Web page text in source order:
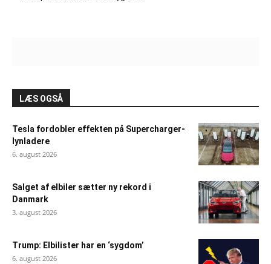
LÆS OGSÅ
Tesla fordobler effekten på Supercharger-
lynladere
6. august 2026
Salget af elbiler sætter ny rekord i
Danmark
3. august 2026
Trump: Elbilister har en ‘sygdom’
6. august 2026